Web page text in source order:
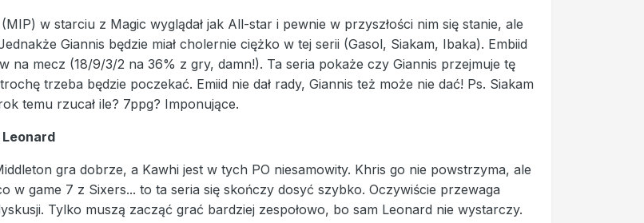
w starciu z Magic wyglądał jak All-star i pewnie w przyszłości nim się stanie, ale
Giannis będzie miał cholernie ciężko w tej serii (Gasol, Siakam, Ibaka). Embiid
na mecz (18/9/3/2 na 36% z gry, damn!). Ta seria pokaże czy Giannis przejmuje tę
trzeba będzie poczekać. Emiid nie dał rady, Giannis też może nie dać! Ps. Siakam
temu rzucał ile? 7ppg? Imponujące.
gra dobrze, a Kawhi jest w tych PO niesamowity. Khris go nie powstrzyma, ale
w game 7 z Sixers... to ta seria się skończy dosyć szybko. Oczywiście przewaga
Tylko muszą zacząć grać bardziej zespołowo, bo sam Leonard nie wystarczy.